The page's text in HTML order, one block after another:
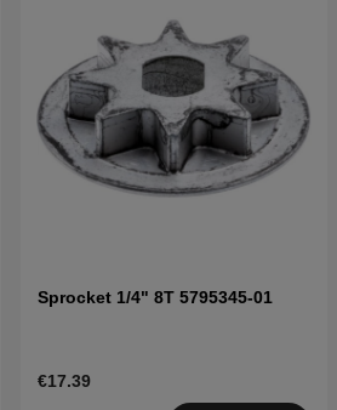
Sprocket 1/4" 8T 5795345-01
€17.39